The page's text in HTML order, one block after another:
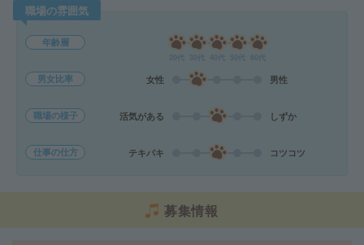
職場の雰囲気
年齢層
男女比率 女性 男性
職場の様子 活気がある しずか
仕事の仕方 テキパキ コツコツ
募集情報